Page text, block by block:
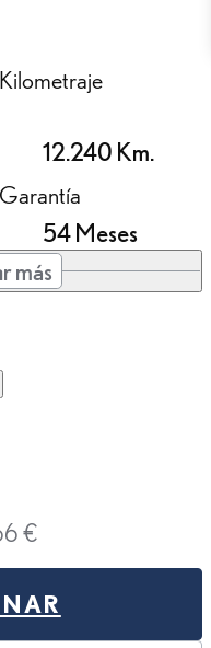
Kilometraje
12.240 Km.
Garantía
54 Meses
más
€